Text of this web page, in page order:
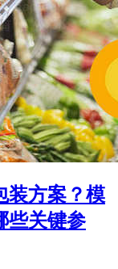
装方案？模
些关键参